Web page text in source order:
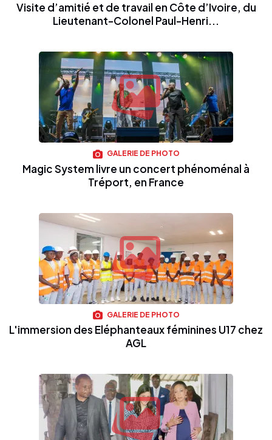
Visite d’amitié et de travail en Côte d’Ivoire, du
Lieutenant-Colonel Paul-Henri...
GALERIE DE PHOTO
Magic System livre un concert phénoménal à
Tréport, en France
GALERIE DE PHOTO
L'immersion des Eléphanteaux féminines U17 chez
AGL